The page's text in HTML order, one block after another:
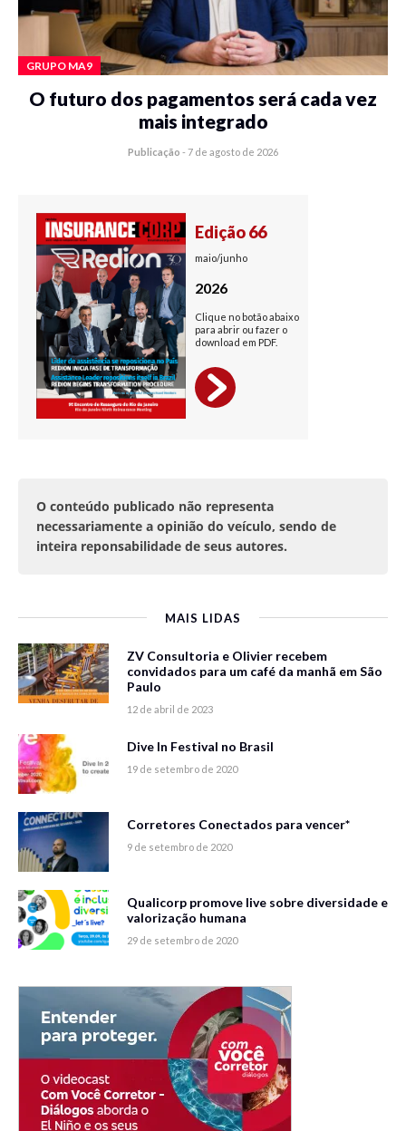
GRUPO MA9
O futuro dos pagamentos será cada vez
mais integrado
Publicação - 7 de agosto de 2026
O conteúdo publicado não representa
necessariamente a opinião do veículo, sendo de
inteira reponsabilidade de seus autores.
MAIS LIDAS
ZV Consultoria e Olivier recebem
convidados para um café da manhã em São
Paulo
12 de abril de 2023
Dive In Festival no Brasil
19 de setembro de 2020
Corretores Conectados para vencer*
9 de setembro de 2020
Qualicorp promove live sobre diversidade e
valorização humana
29 de setembro de 2020